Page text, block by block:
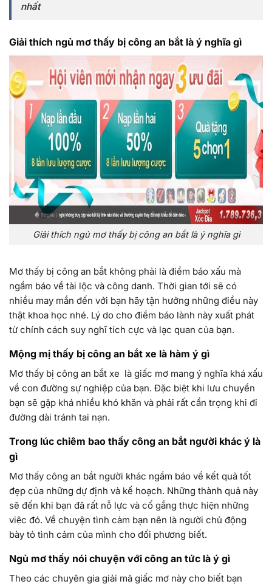
nhất
Giải thích ngủ mơ thấy bị công an bắt là ý nghĩa gì
Giải thích ngủ mơ thấy bị công an bắt là ý nghĩa gì
Mơ thấy bị công an bắt không phải là điềm báo xấu mà
ngầm báo về tài lộc và công danh. Thời gian tới sẽ có
nhiều may mắn đến với bạn hãy tận hưởng những điều này
thật khoa học nhé. Lý do cho điềm báo lành này xuất phát
từ chính cách suy nghĩ tích cực và lạc quan của bạn.
Mộng mị thấy bị công an bắt xe là hàm ý gì
Mơ thấy bị công an bắt xe là giấc mơ mang ý nghĩa khá xấu
về con đường sự nghiệp của bạn. Đặc biệt khi lưu chuyển
bạn sẽ gặp khá nhiều khó khăn và phải rất cẩn trọng khi đi
đường dài tránh tai nạn.
Trong lúc chiêm bao thấy công an bắt người khác ý là
gì
Mơ thấy công an bắt người khác ngầm báo về kết quả tốt
đẹp của những dự định và kế hoạch. Những thành quả này
sẽ đến khi bạn đã rất nỗ lực và cố gắng thực hiện những
việc đó. Về chuyện tình cảm bạn nên là người chủ động
bày tỏ tình cảm của mình cho đối phương biết.
Ngủ mơ thấy nói chuyện với công an tức là ý gì
Theo các chuyên gia giải mã giấc mơ này cho biết bạn